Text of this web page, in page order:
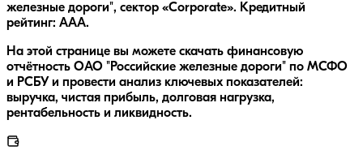
железные дороги", сектор «Corporate». Кредитный
рейтинг: AAA.
На этой странице вы можете скачать финансовую
отчётность ОАО "Российские железные дороги" по МСФО
и РСБУ и провести анализ ключевых показателей:
выручка, чистая прибыль, долговая нагрузка,
рентабельность и ликвидность.